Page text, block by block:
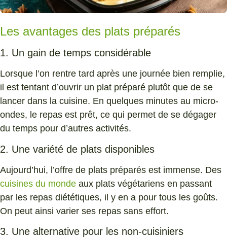
Les avantages des plats préparés
1. Un gain de temps considérable
Lorsque l’on rentre tard après une journée bien remplie,
il est tentant d’ouvrir un plat préparé plutôt que de se
lancer dans la cuisine. En quelques minutes au micro-
ondes, le repas est prêt, ce qui permet de se dégager
du temps pour d’autres activités.
2. Une variété de plats disponibles
Aujourd’hui, l’offre de plats préparés est immense. Des
cuisines du monde aux plats végétariens en passant
par les repas diététiques, il y en a pour tous les goûts.
On peut ainsi varier ses repas sans effort.
3. Une alternative pour les non-cuisiniers